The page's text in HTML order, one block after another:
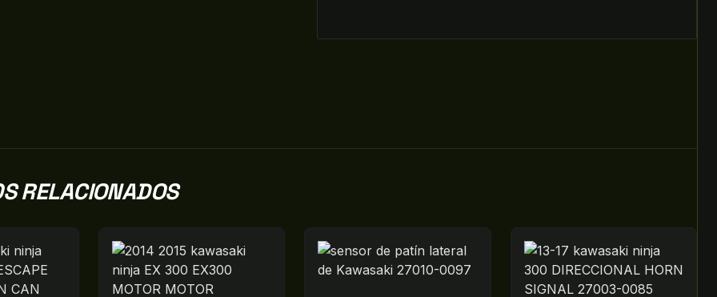
RELACIONADOS